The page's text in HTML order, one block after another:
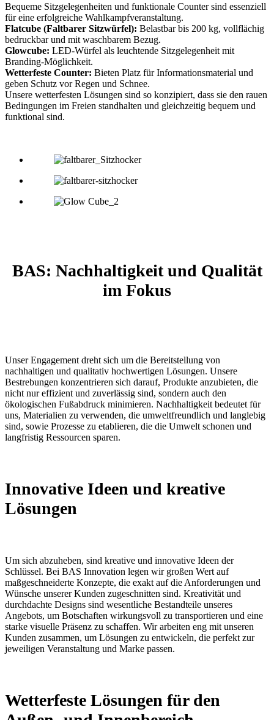
Bequeme Sitzgelegenheiten und funktionale Counter sind essenziell
für eine erfolgreiche Wahlkampfveranstaltung.
Flatcube (Faltbarer Sitzwürfel): Belastbar bis 200 kg, vollflächig
bedruckbar und mit waschbarem Bezug.
Glowcube: LED-Würfel als leuchtende Sitzgelegenheit mit
Branding-Möglichkeit.
Wetterfeste Counter: Bieten Platz für Informationsmaterial und
geben Schutz vor Regen und Schnee.
Unsere wetterfesten Lösungen sind so konzipiert, dass sie den rauen
Bedingungen im Freien standhalten und gleichzeitig bequem und
funktional sind.
BAS: Nachhaltigkeit und Qualität
im Fokus
Unser Engagement dreht sich um die Bereitstellung von
nachhaltigen und qualitativ hochwertigen Lösungen. Unsere
Bestrebungen konzentrieren sich darauf, Produkte anzubieten, die
nicht nur effizient und zuverlässig sind, sondern auch den
ökologischen Fußabdruck minimieren. Nachhaltigkeit bedeutet für
uns, Materialien zu verwenden, die umweltfreundlich und langlebig
sind, sowie Prozesse zu etablieren, die die Umwelt schonen und
langfristig Ressourcen sparen.
Innovative Ideen und kreative
Lösungen
Um sich abzuheben, sind kreative und innovative Ideen der
Schlüssel. Bei BAS Innovation legen wir großen Wert auf
maßgeschneiderte Konzepte, die exakt auf die Anforderungen und
Wünsche unserer Kunden zugeschnitten sind. Kreativität und
durchdachte Designs sind wesentliche Bestandteile unseres
Angebots, um Botschaften wirkungsvoll zu transportieren und eine
starke visuelle Präsenz zu schaffen. Wir arbeiten eng mit unseren
Kunden zusammen, um Lösungen zu entwickeln, die perfekt zur
jeweiligen Veranstaltung und Marke passen.
Wetterfeste Lösungen für den